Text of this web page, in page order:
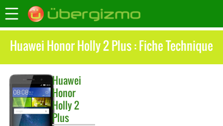
Huawei Honor Holly 2 Plus : Fiche Technique
Huawei
Honor
Holly 2
Plus